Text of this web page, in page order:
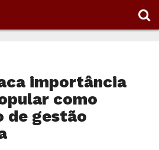
importância
como
de gestão